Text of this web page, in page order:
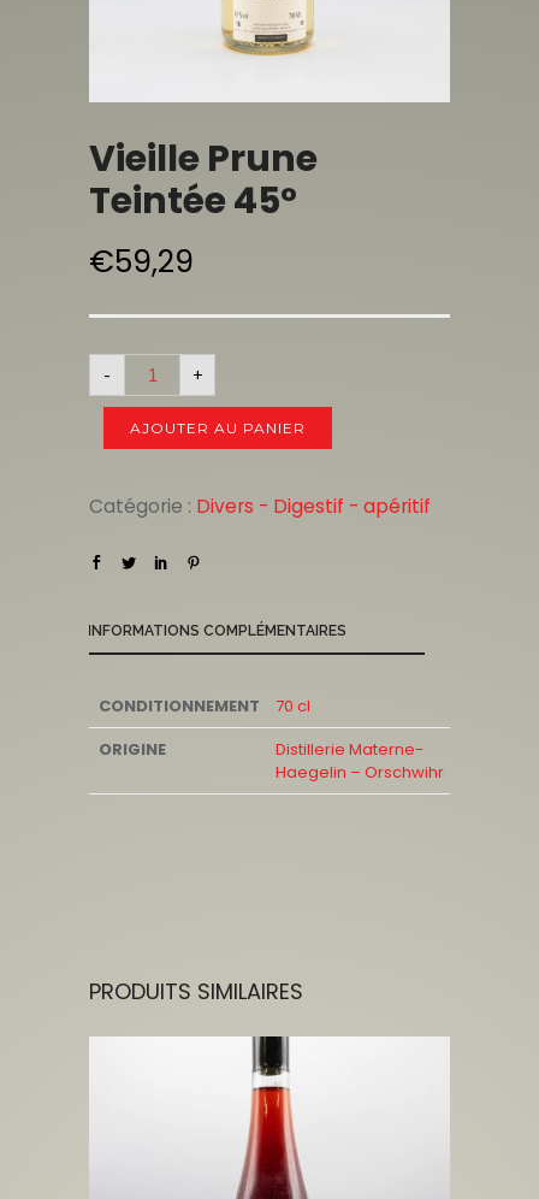
Vieille Prune
Teintée 45°
€59,29
- +
AJOUTER AU PANIER
Catégorie : Divers - Digestif - apéritif
INFORMATIONS COMPLÉMENTAIRES
CONDITIONNEMENT
70 cl
ORIGINE
Distillerie Materne-
Haegelin – Orschwihr
PRODUITS SIMILAIRES